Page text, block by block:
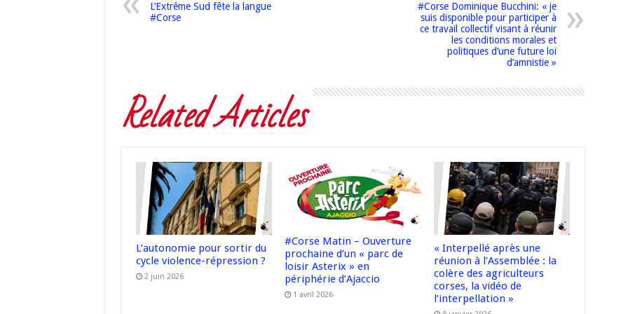
L’Extrême Sud fête la langue
#Corse
#Corse Dominique Bucchini: « je
suis disponible pour participer à
ce travail collectif visant à réunir
les conditions morales et
politiques d’une future loi
d’amnistie »
Related Articles
L’autonomie pour sortir du
cycle violence-répression ?
2 juin 2026
#Corse Matin – Ouverture
prochaine d’un « parc de
loisir Asterix » en
périphérie d’Ajaccio
1 avril 2026
« Interpellé après une
réunion à l’Assemblée : la
colère des agriculteurs
corses, la vidéo de
l’interpellation »